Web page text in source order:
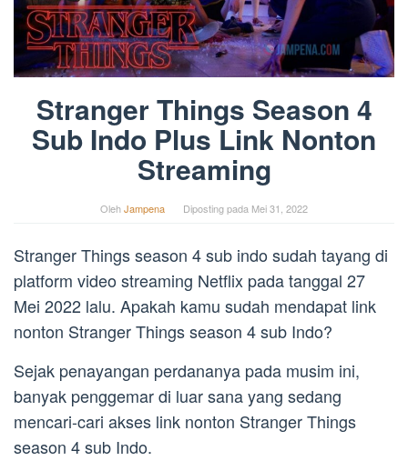
Stranger Things Season 4
Sub Indo Plus Link Nonton
Streaming
OlehJampena Diposting pada Mei 31, 2022
Stranger Things season 4 sub indo sudah tayang di
platform video streaming Netflix pada tanggal 27
Mei 2022 lalu. Apakah kamu sudah mendapat link
nonton Stranger Things season 4 sub Indo?
Sejak penayangan perdananya pada musim ini,
banyak penggemar di luar sana yang sedang
mencari-cari akses link nonton Stranger Things
season 4 sub Indo.